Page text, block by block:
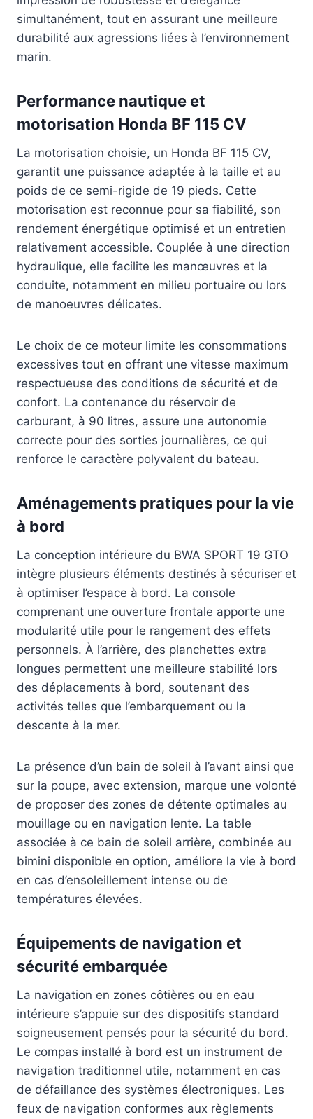
simultanément, tout en assurant une meilleure
durabilité aux agressions liées à l’environnement
marin.
Performance nautique et
motorisation Honda BF 115 CV
La motorisation choisie, un Honda BF 115 CV,
garantit une puissance adaptée à la taille et au
poids de ce semi-rigide de 19 pieds. Cette
motorisation est reconnue pour sa fiabilité, son
rendement énergétique optimisé et un entretien
relativement accessible. Couplée à une direction
hydraulique, elle facilite les manœuvres et la
conduite, notamment en milieu portuaire ou lors
de manoeuvres délicates.
Le choix de ce moteur limite les consommations
excessives tout en offrant une vitesse maximum
respectueuse des conditions de sécurité et de
confort. La contenance du réservoir de
carburant, à 90 litres, assure une autonomie
correcte pour des sorties journalières, ce qui
renforce le caractère polyvalent du bateau.
Aménagements pratiques pour la vie
à bord
La conception intérieure du BWA SPORT 19 GTO
intègre plusieurs éléments destinés à sécuriser et
à optimiser l’espace à bord. La console
comprenant une ouverture frontale apporte une
modularité utile pour le rangement des effets
personnels. À l’arrière, des planchettes extra
longues permettent une meilleure stabilité lors
des déplacements à bord, soutenant des
activités telles que l’embarquement ou la
descente à la mer.
La présence d’un bain de soleil à l’avant ainsi que
sur la poupe, avec extension, marque une volonté
de proposer des zones de détente optimales au
mouillage ou en navigation lente. La table
associée à ce bain de soleil arrière, combinée au
bimini disponible en option, améliore la vie à bord
en cas d’ensoleillement intense ou de
températures élevées.
Équipements de navigation et
sécurité embarquée
La navigation en zones côtières ou en eau
intérieure s’appuie sur des dispositifs standard
soigneusement pensés pour la sécurité du bord.
Le compas installé à bord est un instrument de
navigation traditionnel utile, notamment en cas
de défaillance des systèmes électroniques. Les
feux de navigation conformes aux règlements